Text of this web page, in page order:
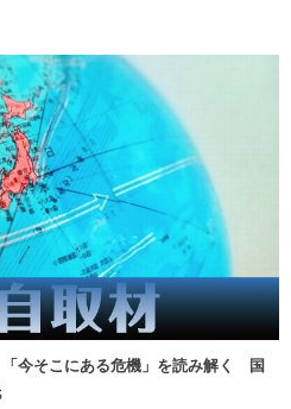
「今そこにある危機」を読み解く 国